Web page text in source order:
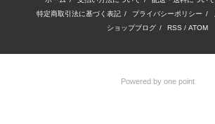
特定商取引法に基づく表記 / プライバシーポリシー /
ショップブログ / RSS / ATOM
Powered by one point